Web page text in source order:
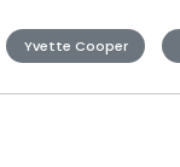
Yvette Cooper